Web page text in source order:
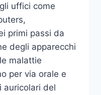
uffici come
primi passi da
degli apparecchi
malattie
per via orale e
auricolari del